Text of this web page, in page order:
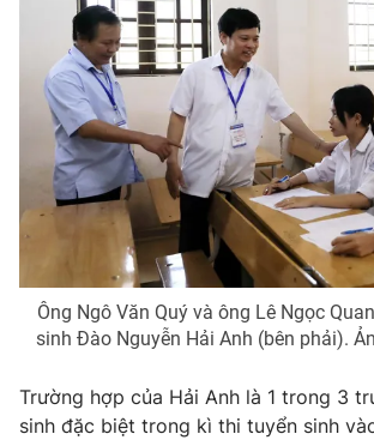
Video Shorts
VTV Money VTV Thể
VTV Sức khoẻ Bất động
Thị trường 24h Tấm lòng
VTV4 Vươn
VTV9 VTV8
Ông Ngô Văn Quý và ông Lê Ngọc
sinh Đào Nguyễn Hải Anh (bên phải).
Trường hợp của Hải Anh là 1 trong 3
sinh đặc biệt trong kì thi tuyển sinh